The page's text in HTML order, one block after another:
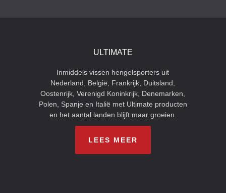
ULTIMATE
Inmiddels vissen hengelsporters uit
Nederland, België, Frankrijk, Duitsland,
Oostenrijk, Verenigd Koninkrijk, Denemarken,
Polen, Spanje en Italië met Ultimate producten
en het aantal landen blijft maar groeien.
LEES MEER